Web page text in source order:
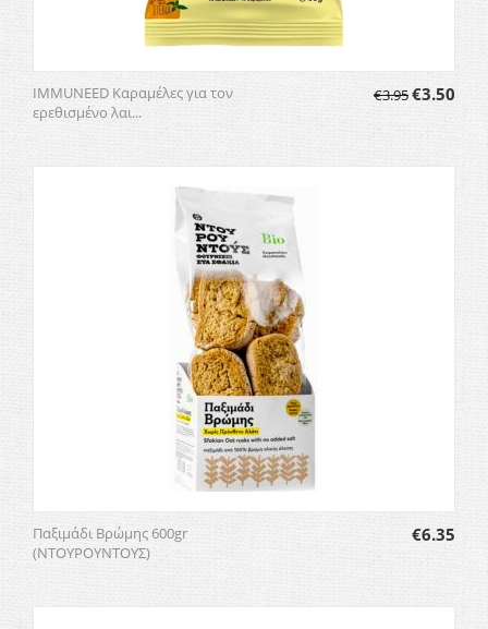
IMMUNEED Καραμέλες για τον
ερεθισμένο λαι...
€3.95€3.50
Παξιμάδι Βρώμης 600gr
(ΝΤΟΥΡΟΥΝΤΟΥΣ)
€6.35